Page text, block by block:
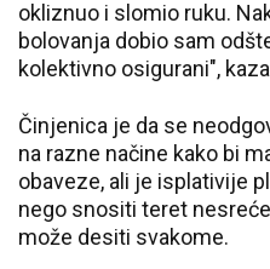
okliznuo i slomio ruku.
bolovanja dobio sam
kolektivno osigurani",
Činjenica je da se
na razne načine kako bi
obaveze, ali je isplativije
nego snositi teret
može desiti svakome.